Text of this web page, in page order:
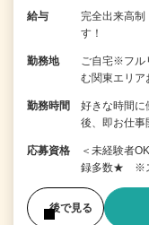
給与
完全出来高
す！
勤務地
ご自宅※フル
む関東エリア
勤務時間
好きな時間
後、即お仕
応募資格
＜未経験者
録多数★ ※ス
後で見る